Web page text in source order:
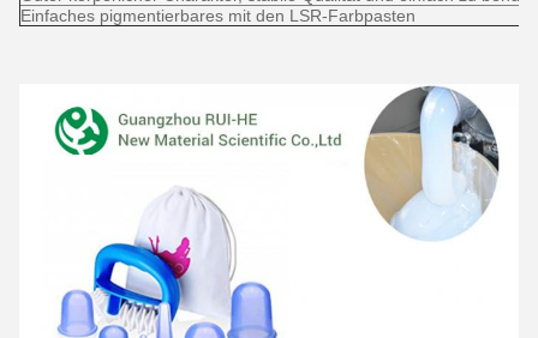
Einfaches pigmentierbares mit den LSR-Farbpasten